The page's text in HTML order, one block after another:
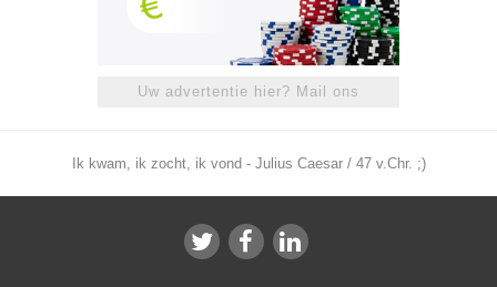
Uw advertentie hier? Mail ons
Ik kwam, ik zocht, ik vond - Julius Caesar / 47 v.Chr. ;)